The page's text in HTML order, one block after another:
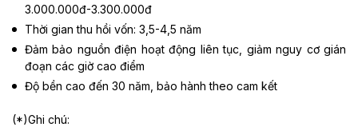
3.000.000đ-3.300.000đ
Thời gian thu hồi vốn: 3,5-4,5 năm
Đảm bảo nguồn điện hoạt động liên tục, giảm nguy cơ gián
đoạn các giờ cao điểm
Độ bền cao đến 30 năm, bảo hành theo cam kết
(*)Ghi chú: